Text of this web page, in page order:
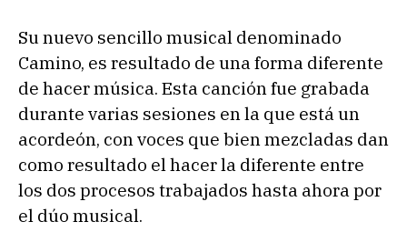
Su nuevo sencillo musical denominado
Camino, es resultado de una forma diferente
de hacer música. Esta canción fue grabada
durante varias sesiones en la que está un
acordeón, con voces que bien mezcladas dan
como resultado el hacer la diferente entre
los dos procesos trabajados hasta ahora por
el dúo musical.